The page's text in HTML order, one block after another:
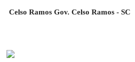
Celso Ramos Gov. Celso Ramos - SC